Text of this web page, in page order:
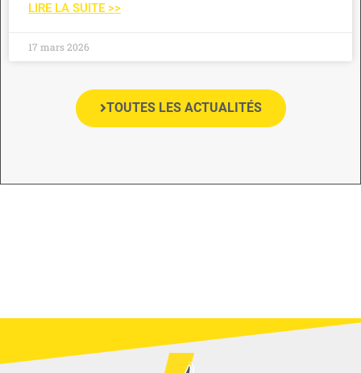
LIRE LA SUITE >>
17 mars 2026
TOUTES LES ACTUALITÉS